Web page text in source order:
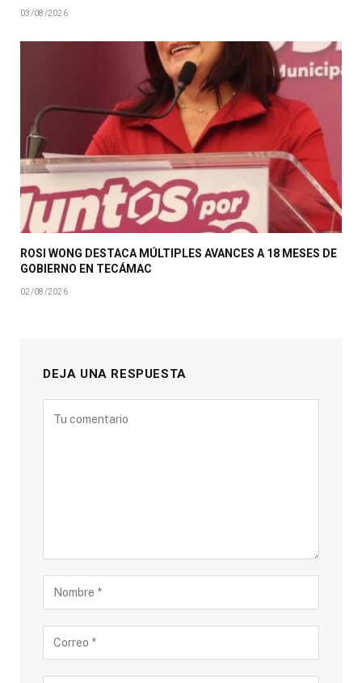
03/08/2026
ROSI WONG DESTACA MÚLTIPLES AVANCES A 18 MESES DE
GOBIERNO EN TECÁMAC
02/08/2026
DEJA UNA RESPUESTA